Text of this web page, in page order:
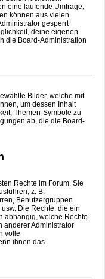
eine laufende Umfrage,
können aus vielen
gesperrt
deine eigenen
die Board-Administration
Bilder, welche mit
um dessen Inhalt
Themen-Symbole zu
ab, die die Board-
Rechte im Forum. Sie
z. B.
Benutzergruppen
Die Rechte, die ein
abhängig, welche Rechte
anderer Administrator
volle
ihnen das